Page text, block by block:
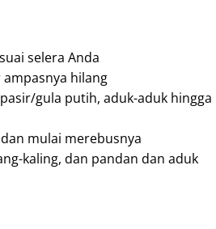
selera Anda
hilang
gula putih, aduk-aduk hingga
mulai merebusnya
kaling, dan pandan dan aduk